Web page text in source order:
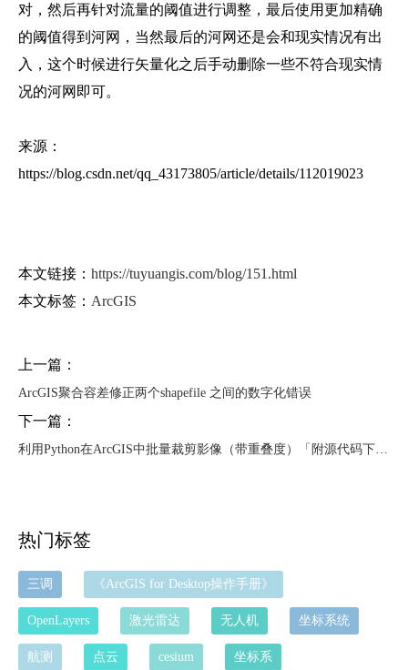
对，然后再针对流量的阈值进行调整，最后使用更加精确
的阈值得到河网，当然最后的河网还是会和现实情况有出
入，这个时候进行矢量化之后手动删除一些不符合现实情
况的河网即可。
来源：
https://blog.csdn.net/qq_43173805/article/details/112019023
本文链接： https://tuyuangis.com/blog/151.html
本文标签： ArcGIS
上一篇：
ArcGIS聚合容差修正两个shapefile 之间的数字化错误
下一篇：
热门标签
三调 《ArcGIS for Desktop操作手册》
OpenLayers 激光雷达 无人机 坐标系统
航测 点云 cesium 坐标系